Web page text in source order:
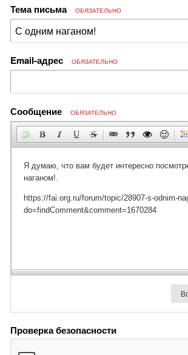
Тема письма ОБЯЗАТЕЛЬНО
Email-адрес ОБЯЗАТЕЛЬНО
Сообщение ОБЯЗАТЕЛЬНО
Проверка безопасности